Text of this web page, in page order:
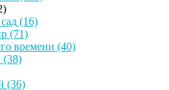
(16)
(71)
времени (40)
(38)
(36)